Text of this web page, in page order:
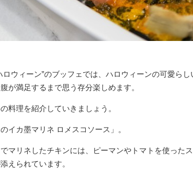
ロウィーン”のブッフェでは、ハロウィーンの可愛ら
が満足するまで思う存分楽しめます。
料理を紹介していきましょう。
イカ墨マリネ ロメスコソース」。
マリネしたチキンには、ピーマンやトマトを使った
えられています。